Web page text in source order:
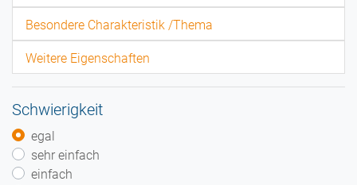
Besondere Charakteristik /Thema
Weitere Eigenschaften
Schwierigkeit
egal
sehr einfach
einfach